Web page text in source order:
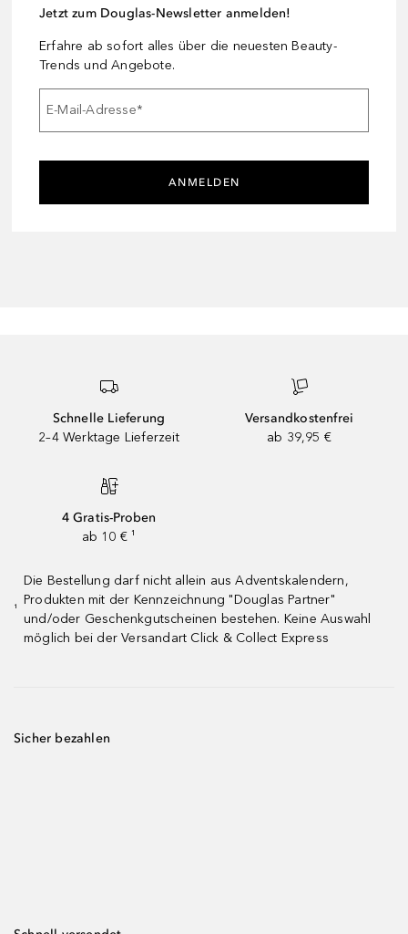
Jetzt zum Douglas-Newsletter anmelden!
Erfahre ab sofort alles über die neuesten Beauty-
Trends und Angebote.
E-Mail-Adresse*
ANMELDEN
Schnelle Lieferung
2–4 Werktage Lieferzeit
Versandkostenfrei
ab 39,95 €
4 Gratis-Proben
ab 10 € ¹
¹
Die Bestellung darf nicht allein aus Adventskalendern,
Produkten mit der Kennzeichnung "Douglas Partner"
und/oder Geschenkgutscheinen bestehen. Keine Auswahl
möglich bei der Versandart Click & Collect Express
Sicher bezahlen